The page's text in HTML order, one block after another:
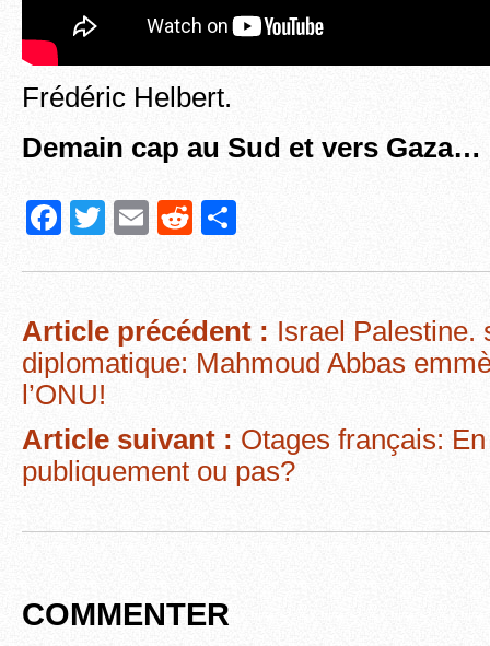
Frédéric Helbert.
Demain cap au Sud et vers Gaza…
F
e
b
o
o
k
T
er
E
R
di
t
g
er
Article précédent : Israel Palestine.
diplomatique: Mahmoud Abbas
l’ONU!
Article suivant : Otages français:
publiquement ou pas?
COMMENTER